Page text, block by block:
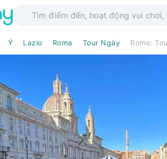
Ý Lazio Roma Tour Ngày Rome: